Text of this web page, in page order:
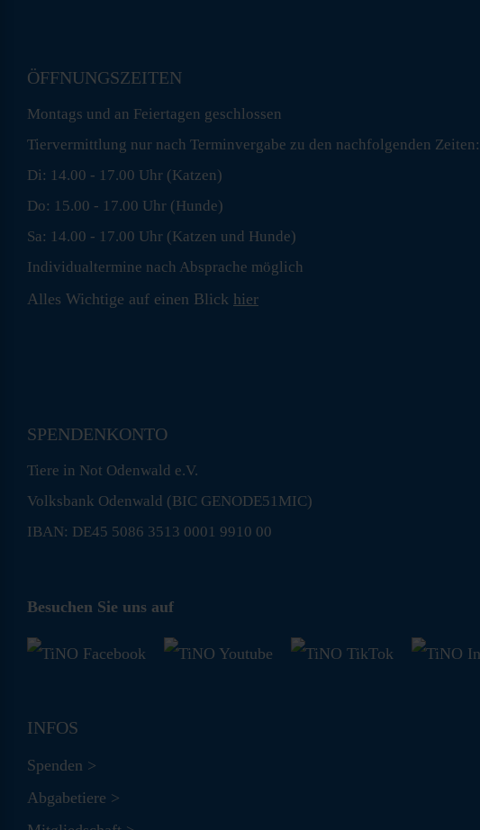
ÖFFNUNGSZEITEN
Montags und an Feiertagen geschlossen
Tiervermittlung nur nach Terminvergabe zu den nachfolgenden Zeiten:
Di: 14.00 - 17.00 Uhr (Katzen)
Do: 15.00 - 17.00 Uhr (Hunde)
Sa: 14.00 - 17.00 Uhr (Katzen und Hunde)
Individualtermine nach Absprache möglich
Alles Wichtige auf einen Blick hier
SPENDENKONTO
Tiere in Not Odenwald e.V.
Volksbank Odenwald (BIC GENODE51MIC)
IBAN: DE45 5086 3513 0001 9910 00
Besuchen Sie uns auf
INFOS
Spenden >
Abgabetiere >